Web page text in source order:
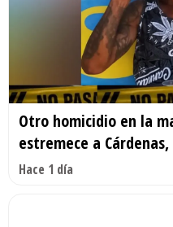
Otro homicidio en la
estremece a
Hace 1 día